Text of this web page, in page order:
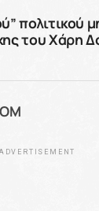
πολιτικού
του Χάρη
ADVERTISEMENT